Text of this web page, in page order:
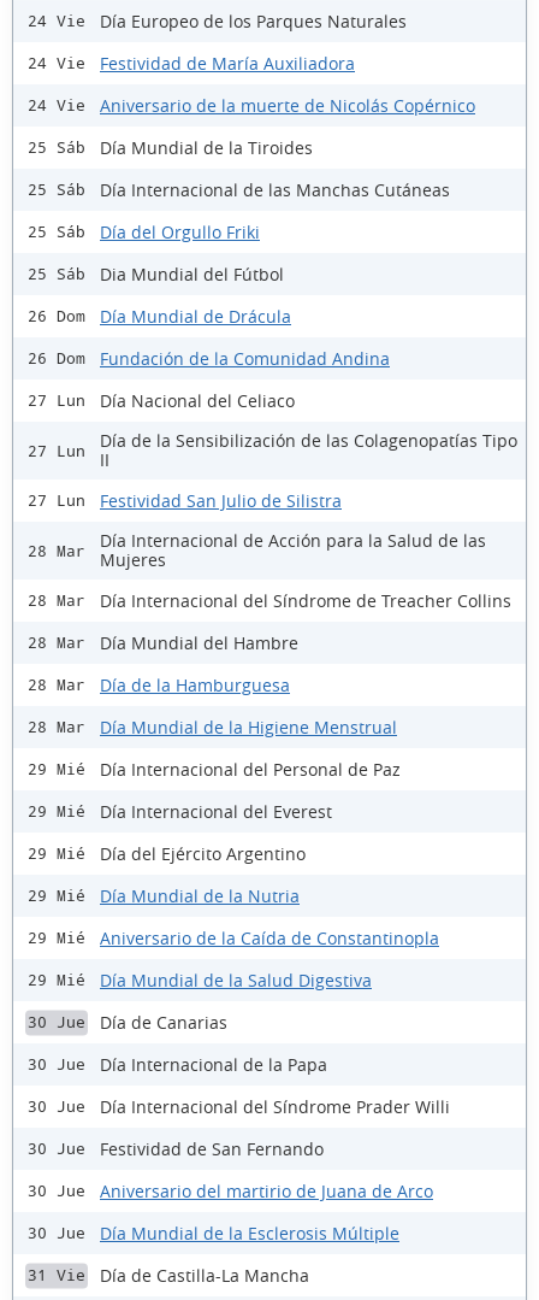
24 Vie Día Europeo de los Parques Naturales
24 Vie Festividad de María Auxiliadora
24 Vie Aniversario de la muerte de Nicolás Copérnico
25 Sáb Día Mundial de la Tiroides
25 Sáb Día Internacional de las Manchas Cutáneas
25 Sáb Día del Orgullo Friki
25 Sáb Dia Mundial del Fútbol
26 Dom Día Mundial de Drácula
26 Dom Fundación de la Comunidad Andina
27 Lun Día Nacional del Celiaco
27 Lun
Día de la Sensibilización de las Colagenopatías Tipo
II
27 Lun Festividad San Julio de Silistra
28 Mar
Día Internacional de Acción para la Salud de las
Mujeres
28 Mar Día Internacional del Síndrome de Treacher Collins
28 Mar Día Mundial del Hambre
28 Mar Día de la Hamburguesa
28 Mar Día Mundial de la Higiene Menstrual
29 Mié Día Internacional del Personal de Paz
29 Mié Día Internacional del Everest
29 Mié Día del Ejército Argentino
29 Mié Día Mundial de la Nutria
29 Mié Aniversario de la Caída de Constantinopla
29 Mié Día Mundial de la Salud Digestiva
30 Jue Día de Canarias
30 Jue Día Internacional de la Papa
30 Jue Día Internacional del Síndrome Prader Willi
30 Jue Festividad de San Fernando
30 Jue Aniversario del martirio de Juana de Arco
30 Jue Día Mundial de la Esclerosis Múltiple
31 Vie Día de Castilla-La Mancha